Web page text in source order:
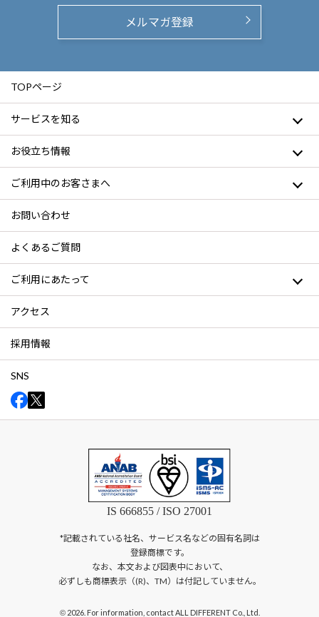
メルマガ登録
TOPページ
サービスを知る
お役立ち情報
ご利用中のお客さまへ
お問い合わせ
よくあるご質問
ご利用にあたって
アクセス
採用情報
SNS
IS 666855 / ISO 27001
*記載されている社名、サービス名などの固有名詞は
登録商標です。
なお、本文および図表中において、
必ずしも商標表示（(R)、TM）は付記していません。
©2026. For information, contact ALL DIFFERENT Co., Ltd.